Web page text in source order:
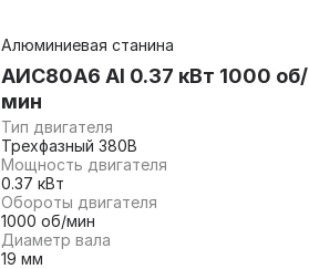
Алюминиевая станина
АИС80А6 Al 0.37 кВт 1000 об/
мин
Тип двигателя
Трехфазный 380В
Мощность двигателя
0.37 кВт
Обороты двигателя
1000 об/мин
Диаметр вала
19 мм